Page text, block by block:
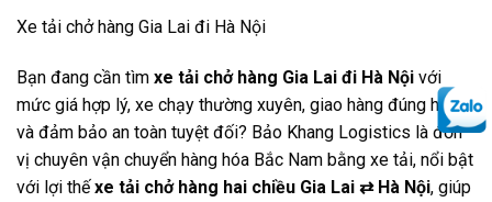
Xe tải chở hàng Gia Lai đi Hà Nội
Bạn đang cần tìm xe tải chở hàng Gia Lai đi Hà Nội với
mức giá hợp lý, xe chạy thường xuyên, giao hàng đúng hẹn
và đảm bảo an toàn tuyệt đối? Bảo Khang Logistics là đơn
vị chuyên vận chuyển hàng hóa Bắc Nam bằng xe tải, nổi bật
với lợi thếxe tải chở hàng hai chiều Gia Lai ⇄Hà Nội, giúp